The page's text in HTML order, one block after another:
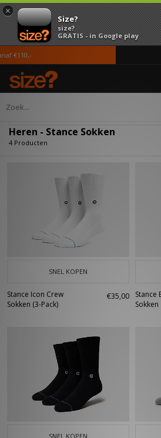
×
Size?
size?
GRATIS - in Google play
€110,-
Home Heren
Heren - Stance Sokken
4 Producten
SNEL KOPEN
Stance Icon Crew
Sokken (3-Pack)
€35,00
Stance
Sokken
SNEL KOPEN